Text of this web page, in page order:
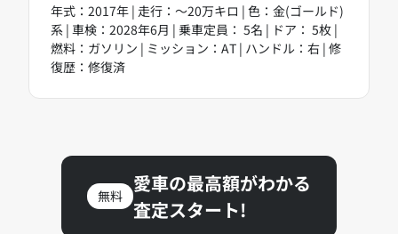
年式：2017年 | 走行：～20万キロ | 色：金(ゴールド)
系 | 車検：2028年6月 | 乗車定員： 5名 | ドア： 5枚 |
燃料：ガソリン | ミッション：AT | ハンドル：右 | 修
復歴：修復済
無料
愛車の最高額がわかる
査定スタート!